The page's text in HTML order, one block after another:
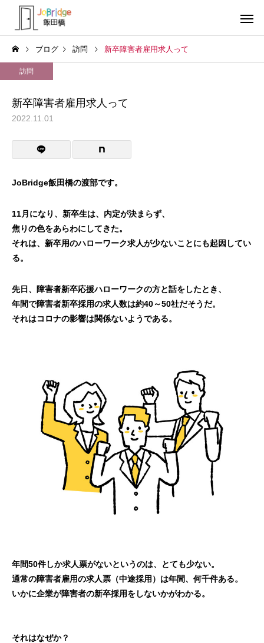
働き続けるための土台
ブログ 訪問 新卒障害者雇用求人って
訪問
新卒障害者雇用求人って
2022.11.01
JoBridge飯田橋の渡部です。
11月になり、新卒生は、内定が決まらず、
焦りの色をあらわにしてきた。
それは、新卒用のハローワーク求人が少ないことにも起因してい
る。
先日、障害者新卒応援ハローワークの方と話をしたとき、
年間で障害者新卒採用の求人数は約40～50社だそうだ。
それはコロナの影響は関係ないようである。
年間50件しか求人票がないというのは、とても少ない。
通常の障害者雇用の求人票（中途採用）は年間、何千件ある。
いかに企業が障害者の新卒採用をしないかがわかる。
それはなぜか？